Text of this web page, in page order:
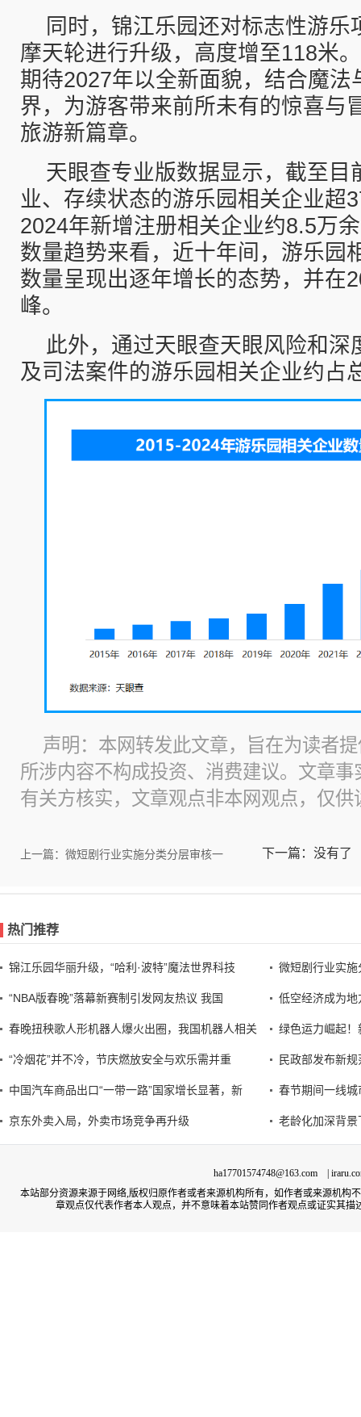
同时，锦江乐园还对标志性游乐
摩天轮进行升级，高度增至118米
期待2027年以全新面貌，结合魔法
界，为游客带来前所未有的惊喜与
旅游新篇章。
天眼查专业版数据显示，截至目
业、存续状态的游乐园相关企业超
2024年新增注册相关企业约8.5万
数量趋势来看，近十年间，游乐园
数量呈现出逐年增长的态势，并在
峰。
此外，通过天眼查天眼风险和深
及司法案件的游乐园相关企业约占
声明：本网转发此文章，旨在为读者
所涉内容不构成投资、消费建议。文章
有关方核实，文章观点非本网观点，仅供
上一篇：微短剧行业实施分类分层审核一 下一篇：没有了
热门推荐
锦江乐园华丽升级，“哈利·波特”魔法世界科技 微短剧行业实
“NBA版春晚”落幕新赛制引发网友热议 我国 低空经济成为
春晚扭秧歌人形机器人爆火出圈，我国机器人相关 绿色运力崛起
“冷烟花”并不冷，节庆燃放安全与欢乐需并重 民政部发布新
中国汽车商品出口“一带一路”国家增长显著，新 春节期间一线
京东外卖入局，外卖市场竞争再升级 老龄化加深背
ha17701574748@163.com |
本站部分资源来源于网络,版权归原作者或者来源机构所有，如作者或来源机
章观点仅代表作者本人观点，并不意味着本站赞同作者观点或证实其